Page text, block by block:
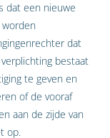
dat een nieuwe
dat
bestaat
te geven en
of de vooraf
aan de zijde van
op.